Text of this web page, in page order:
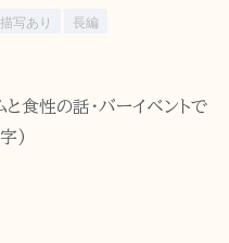
写あり 長編
食性の話・バーイベントで
)